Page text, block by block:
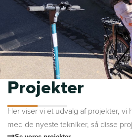
Projekter
Her viser vi et udvalg af projekter,
med de nyeste tekniker, så disse